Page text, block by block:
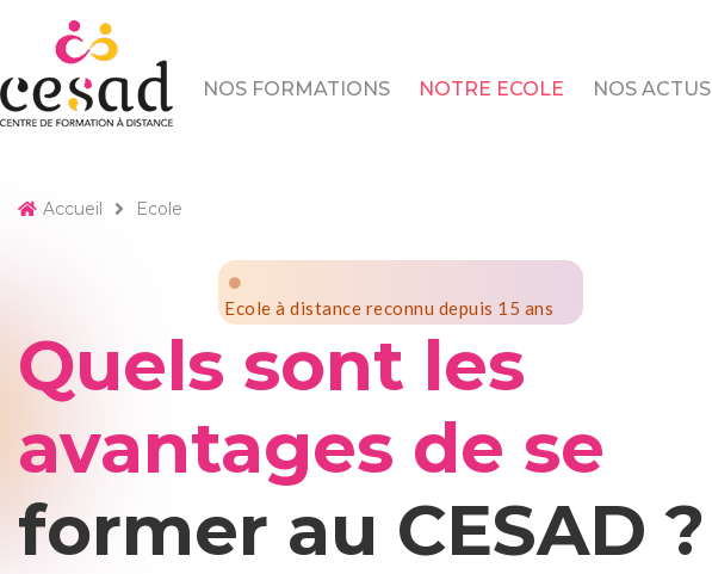
content
NOS FORMATIONS
NOTRE ECOLE NOS ACTUS
Accueil Ecole
Ecole à distance reconnu depuis 15 ans
Quels sont les
avantages de se
former au CESAD ?